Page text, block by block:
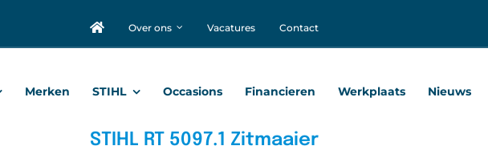
Over ons Vacatures Contact
Merken STIHL Occasions Financieren Werkplaats Nieuws
STIHL RT 5097.1 Zitmaaier